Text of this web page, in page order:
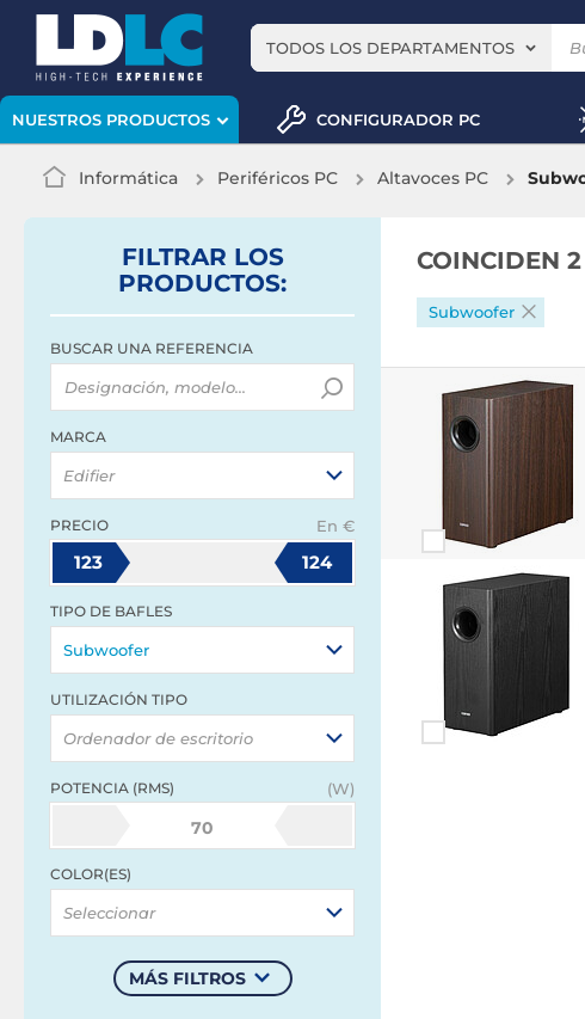
TODOS LOS DEPARTAMENTOS
NUESTROS PRODUCTOS CONFIGURADOR PC
Informática Periféricos PC Altavoces PC
FILTRAR LOS
PRODUCTOS:
BUSCAR UNA REFERENCIA
MARCA
Edifier
PRECIO En €
123 124
TIPO DE BAFLES
Subwoofer
UTILIZACIÓN TIPO
Ordenador de escritorio
POTENCIA (RMS) (W)
70
COLOR(ES)
Seleccionar
MÁS FILTROS
COINCIDEN
Subwoofer